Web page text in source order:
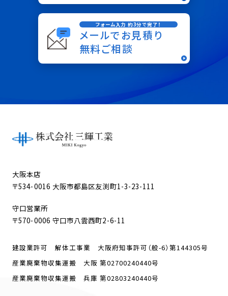
フォーム入力 約3分で完了！
メールでお見積り
無料ご相談
大阪本店
〒534-0016 大阪市都島区友渕町1-3-23-111
守口営業所
〒570-0006 守口市八雲西町2-6-11
建設業許可 解体工事業 大阪府知事許可（般-6）第144305号
産業廃棄物収集運搬 大阪 第02700240440号
産業廃棄物収集運搬 兵庫 第02803240440号